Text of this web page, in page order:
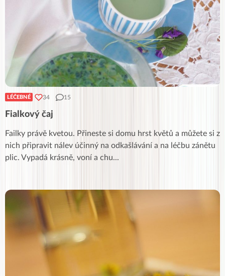
LÉČEBNÉ 34 15
Fialkový čaj
Failky právě kvetou. Přineste si domu hrst květů a můžete si z
nich připravit nálev účinný na odkašlávání a na léčbu zánětu
plic. Vypadá krásně, voní a chu...